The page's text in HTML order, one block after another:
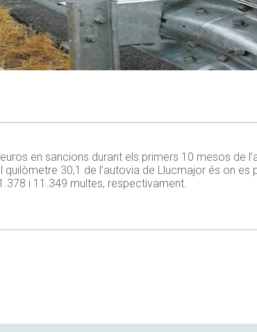
en sancions durant els primers 10 mesos de
quilòmetre 30,1 de l’autovia de Llucmajor és on
i 11.349 multes, respectivament.